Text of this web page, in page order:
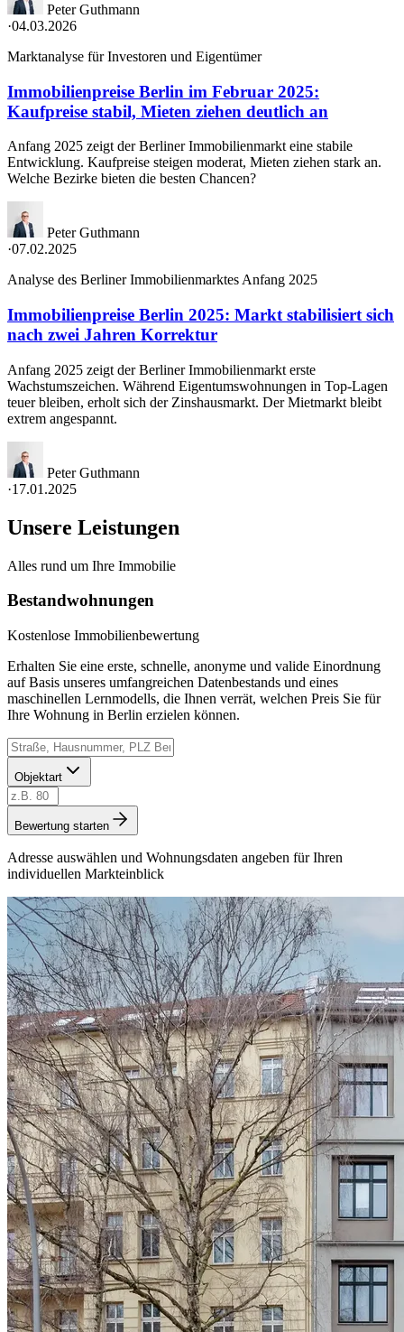
Peter Guthmann
·04.03.2026
Marktanalyse für Investoren und Eigentümer
Immobilienpreise Berlin im Februar 2025:
Kaufpreise stabil, Mieten ziehen deutlich an
Anfang 2025 zeigt der Berliner Immobilienmarkt eine stabile
Entwicklung. Kaufpreise steigen moderat, Mieten ziehen stark an.
Welche Bezirke bieten die besten Chancen?
Peter Guthmann
·07.02.2025
Analyse des Berliner Immobilienmarktes Anfang 2025
Immobilienpreise Berlin 2025: Markt stabilisiert sich
nach zwei Jahren Korrektur
Anfang 2025 zeigt der Berliner Immobilienmarkt erste
Wachstumszeichen. Während Eigentumswohnungen in Top-Lagen
teuer bleiben, erholt sich der Zinshausmarkt. Der Mietmarkt bleibt
extrem angespannt.
Peter Guthmann
·17.01.2025
Unsere Leistungen
Alles rund um Ihre Immobilie
Bestandwohnungen
Kostenlose Immobilienbewertung
Erhalten Sie eine erste, schnelle, anonyme und valide Einordnung
auf Basis unseres umfangreichen Datenbestands und eines
maschinellen Lernmodells, die Ihnen verrät, welchen Preis Sie für
Ihre Wohnung in Berlin erzielen können.
Objektart
Bewertung starten
Adresse auswählen und Wohnungsdaten angeben für Ihren
individuellen Markteinblick